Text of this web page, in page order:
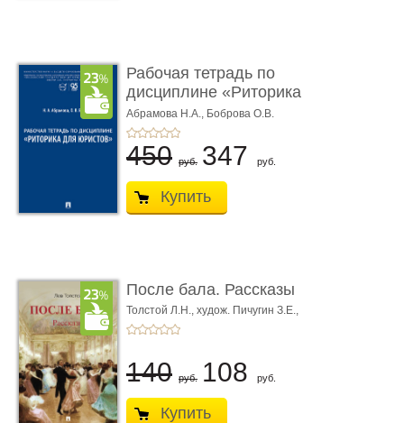
Рабочая тетрадь по
дисциплине «Риторика
для ю� ...
Абрамова Н.А., Боброва О.В.
450 руб. 347 руб.
Купить
После бала. Рассказы
Толстой Л.Н., худож. Пичугин З.Е.,
худож. Лебедев А.И.,
140 руб. 108 руб.
Купить